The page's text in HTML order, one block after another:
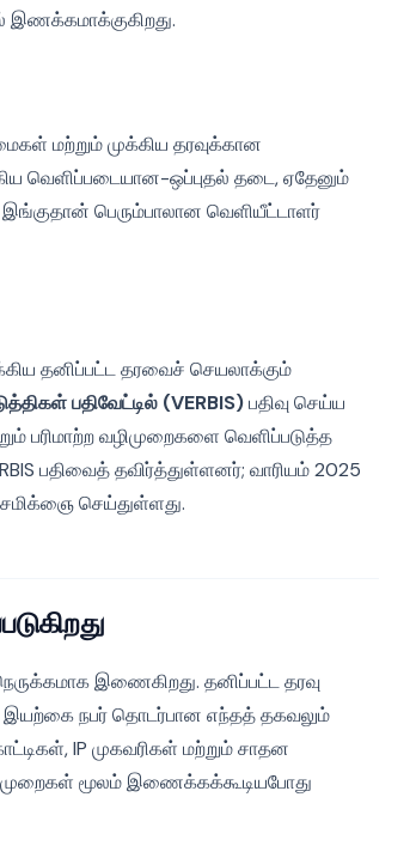
மற்றும் முக்கிய தரவுக்கான
வெளிப்படையான-ஒப்புதல் தடை, ஏதேனும்
பெரும்பாலான வெளியீட்டாளர்
தனிப்பட்ட தரவைச் செயலாக்கும்
பதிவேட்டில் (VERBIS)பதிவு செய்ய
பரிமாற்ற வழிமுறைகளை வெளிப்படுத்த
பதிவைத் தவிர்த்துள்ளனர்; வாரியம் 2025
சமிக்ஞை செய்துள்ளது.
இணைகிறது. தனிப்பட்ட தரவு
நபர் தொடர்பான எந்தத் தகவலும்
IP முகவரிகள் மற்றும் சாதன
மூலம் இணைக்கக்கூடியபோது